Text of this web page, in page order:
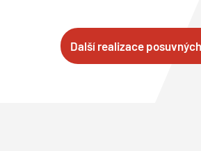
Další realizace